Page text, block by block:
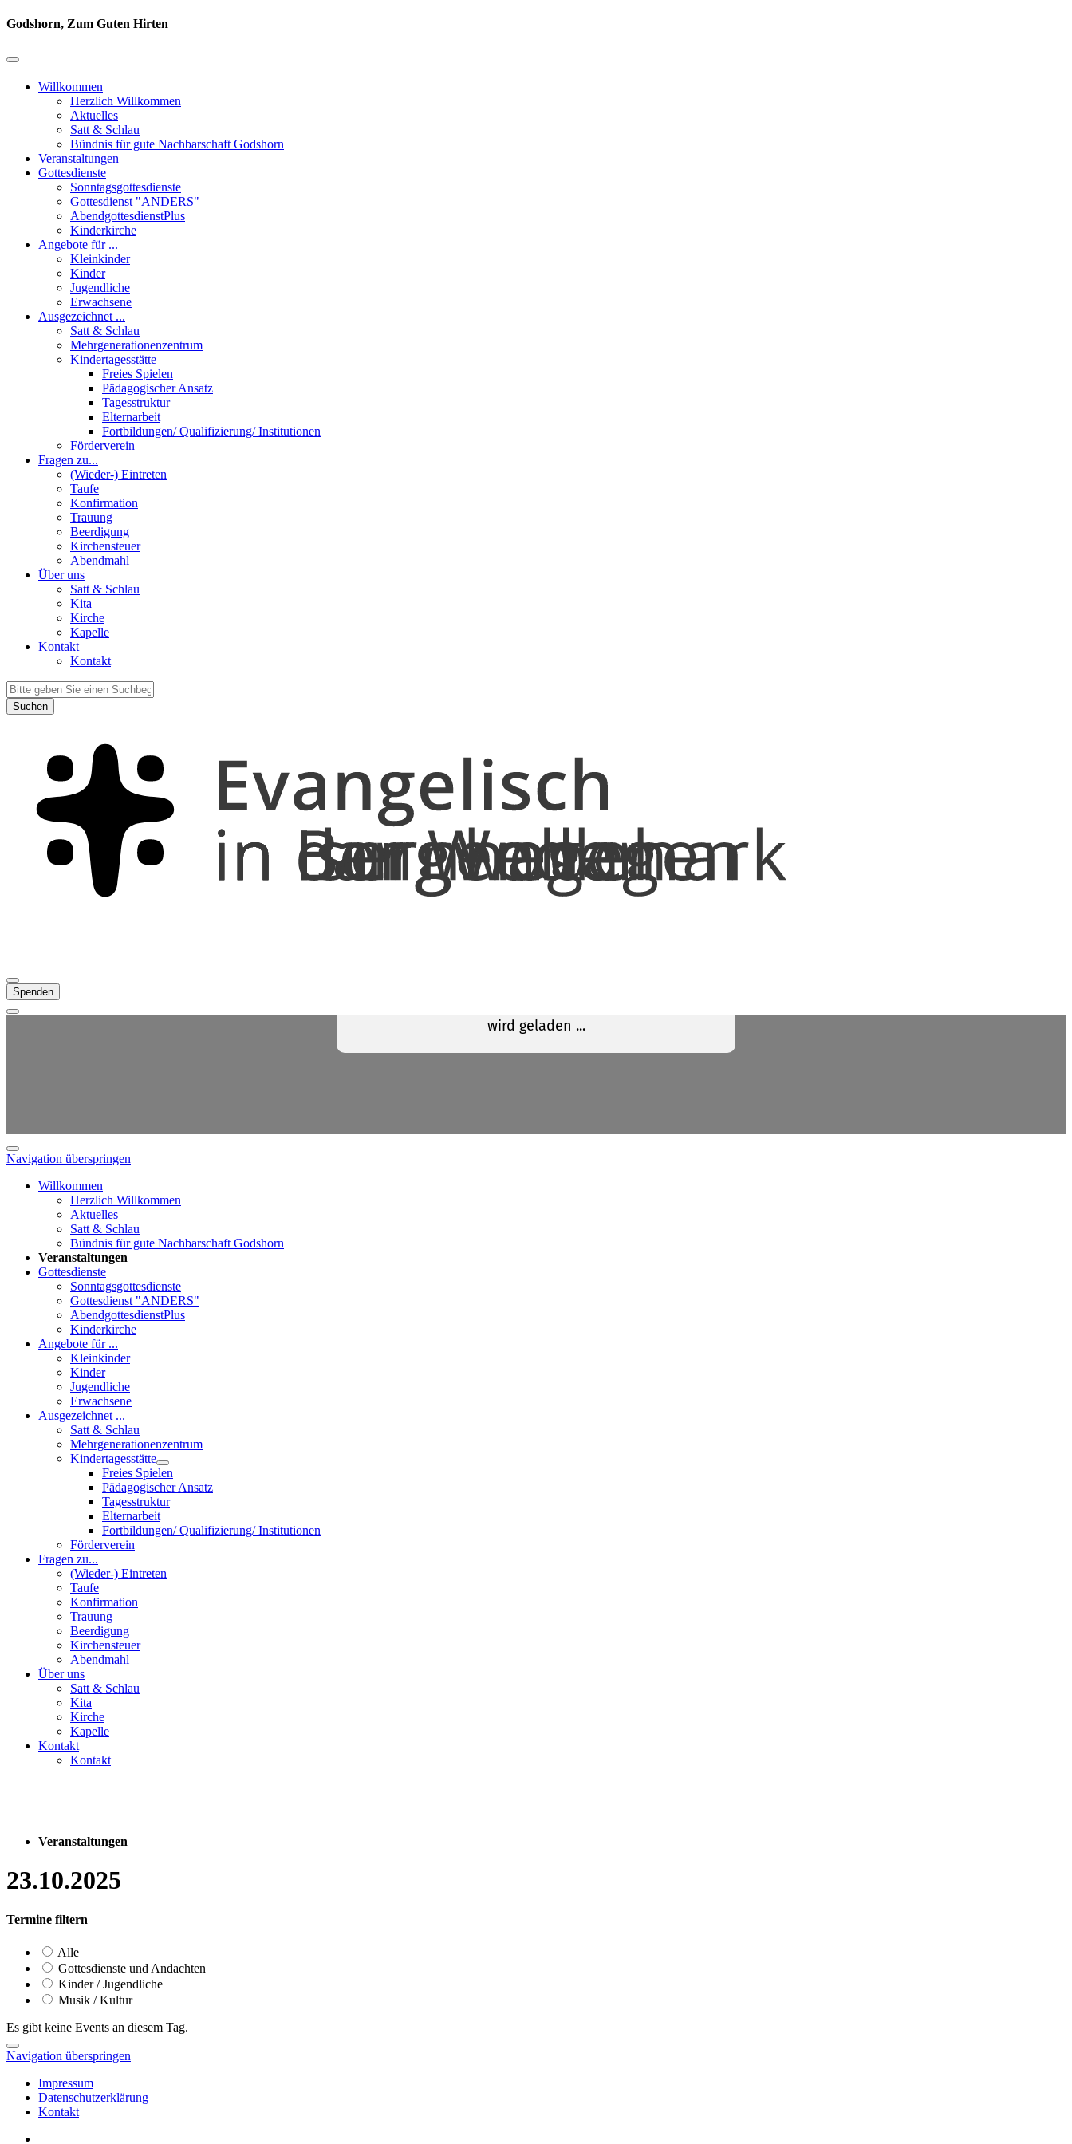
Godshorn, Zum Guten Hirten
Willkommen
Herzlich Willkommen
Aktuelles
Satt & Schlau
Bündnis für gute Nachbarschaft Godshorn
Veranstaltungen
Gottesdienste
Sonntagsgottesdienste
Gottesdienst "ANDERS"
AbendgottesdienstPlus
Kinderkirche
Angebote für ...
Kleinkinder
Kinder
Jugendliche
Erwachsene
Ausgezeichnet ...
Satt & Schlau
Mehrgenerationenzentrum
Kindertagesstätte
Freies Spielen
Pädagogischer Ansatz
Tagesstruktur
Elternarbeit
Fortbildungen/ Qualifizierung/ Institutionen
Förderverein
Fragen zu...
(Wieder-) Eintreten
Taufe
Konfirmation
Trauung
Beerdigung
Kirchensteuer
Abendmahl
Über uns
Satt & Schlau
Kita
Kirche
Kapelle
Kontakt
Kontakt
Suchen
Spenden
Navigation überspringen
Willkommen
Herzlich Willkommen
Aktuelles
Satt & Schlau
Bündnis für gute Nachbarschaft Godshorn
Veranstaltungen
Gottesdienste
Sonntagsgottesdienste
Gottesdienst "ANDERS"
AbendgottesdienstPlus
Kinderkirche
Angebote für ...
Kleinkinder
Kinder
Jugendliche
Erwachsene
Ausgezeichnet ...
Satt & Schlau
Mehrgenerationenzentrum
Kindertagesstätte
Freies Spielen
Pädagogischer Ansatz
Tagesstruktur
Elternarbeit
Fortbildungen/ Qualifizierung/ Institutionen
Förderverein
Fragen zu...
(Wieder-) Eintreten
Taufe
Konfirmation
Trauung
Beerdigung
Kirchensteuer
Abendmahl
Über uns
Satt & Schlau
Kita
Kirche
Kapelle
Kontakt
Kontakt
Veranstaltungen
23.10.2025
Termine filtern
Alle
Gottesdienste und Andachten
Kinder / Jugendliche
Musik / Kultur
Es gibt keine Events an diesem Tag.
Navigation überspringen
Impressum
Datenschutzerklärung
Kontakt